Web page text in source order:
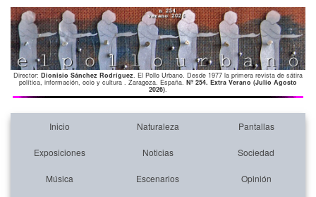
Director: Dionisio Sánchez Rodríguez. El Pollo Urbano. Desde 1977 la primera revista de sátira
política, información, ocio y cultura . Zaragoza. España. Nº 254. Extra Verano (Julio Agosto
2026).
Inicio Naturaleza Pantallas
Exposiciones Noticias Sociedad
Música Escenarios Opinión